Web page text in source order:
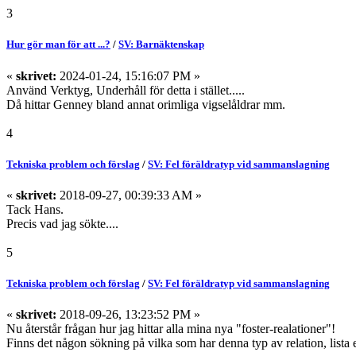
3
Hur gör man för att ...? / SV: Barnäktenskap
« skrivet: 2024-01-24, 15:16:07 PM »
Använd Verktyg, Underhåll för detta i stället.....
Då hittar Genney bland annat orimliga vigselåldrar mm.
4
Tekniska problem och förslag / SV: Fel föräldratyp vid sammanslagning
« skrivet: 2018-09-27, 00:39:33 AM »
Tack Hans.
Precis vad jag sökte....
5
Tekniska problem och förslag / SV: Fel föräldratyp vid sammanslagning
« skrivet: 2018-09-26, 13:23:52 PM »
Nu återstår frågan hur jag hittar alla mina nya "foster-realationer"!
Finns det någon sökning på vilka som har denna typ av relation, lista